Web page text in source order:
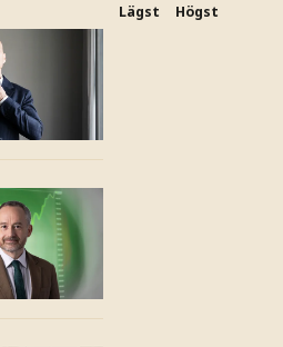
Lägst Högst